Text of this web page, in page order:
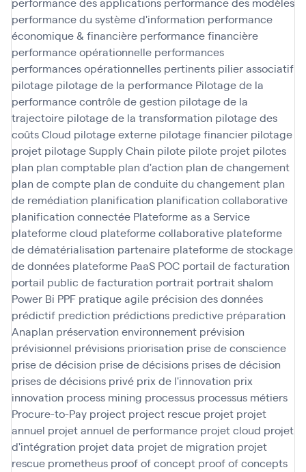
performance du système d'information performance
économique & financière performance financière
performance opérationnelle performances
performances opérationnelles pertinents pilier associatif
pilotage pilotage de la performance Pilotage de la
performance contrôle de gestion pilotage de la
trajectoire pilotage de la transformation pilotage des
coûts Cloud pilotage externe pilotage financier pilotage
projet pilotage Supply Chain pilote pilote projet pilotes
plan plan comptable plan d'action plan de changement
plan de compte plan de conduite du changement plan
de remédiation planification planification collaborative
planification connectée Plateforme as a Service
plateforme cloud plateforme collaborative plateforme
de dématérialisation partenaire plateforme de stockage
de données plateforme PaaS POC portail de facturation
portail public de facturation portrait portrait shalom
Power Bi PPF pratique agile précision des données
prédictif prediction prédictions predictive préparation
Anaplan préservation environnement prévision
prévisionnel prévisions priorisation prise de conscience
prise de décision prise de décisions prises de décision
prises de décisions privé prix de l'innovation prix
innovation process mining processus processus métiers
Procure-to-Pay project project rescue projet projet
annuel projet annuel de performance projet cloud projet
d'intégration projet data projet de migration projet
rescue prometheus proof of concept proof of concepts